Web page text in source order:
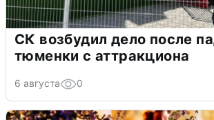
СК возбудил дело после
тюменки с аттракциона
6 августа 0